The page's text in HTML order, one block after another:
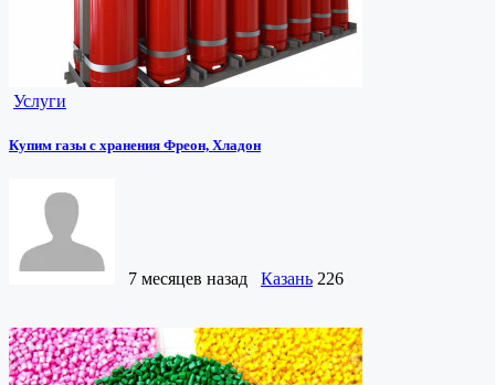
Услуги
Купим газы с хранения Фреон, Хладон
7 месяцев назад Казань 226